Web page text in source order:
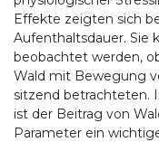
Effekte zeigten sich
Aufenthaltsdauer. Sie
beobachtet werden,
Wald mit Bewegung
sitzend betrachteten.
ist der Beitrag von
Parameter ein